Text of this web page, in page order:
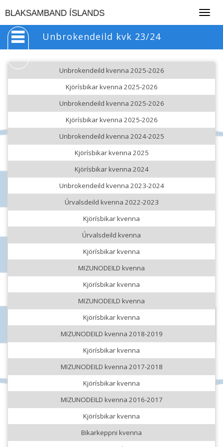
BLAKSAMBAND ÍSLANDS
Unbrokendeild kvk 23/24
Unbrokendeild kvenna 2025-2026
Kjörísbikar kvenna 2025-2026
Unbrokendeild kvenna 2025-2026
Kjörísbikar kvenna 2025-2026
Unbrokendeild kvenna 2024-2025
Kjörísbikar kvenna 2025
Kjörísbikar kvenna 2024
Unbrokendeild kvenna 2023-2024
Úrvalsdeild kvenna 2022-2023
Kjörísbikar kvenna
Úrvalsdeild kvenna
Kjörísbikar kvenna
MIZUNODEILD kvenna
Kjörísbikar kvenna
MIZUNODEILD kvenna
Kjörísbikar kvenna
MIZUNODEILD kvenna 2018-2019
Kjörísbikar kvenna
MIZUNODEILD kvenna 2017-2018
Kjörísbikar kvenna
MIZUNODEILD kvenna 2016-2017
Kjörísbikar kvenna
Bikarkeppni kvenna